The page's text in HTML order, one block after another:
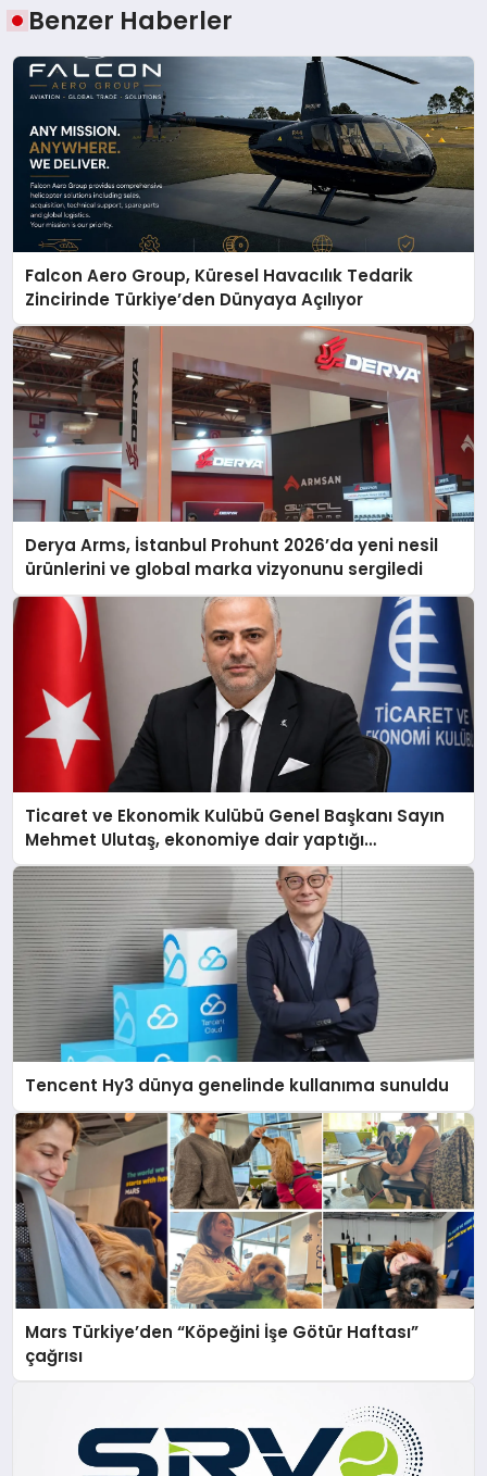
Benzer Haberler
Falcon Aero Group, Küresel Havacılık Tedarik
Zincirinde Türkiye’den Dünyaya Açılıyor
Derya Arms, İstanbul Prohunt 2026’da yeni nesil
ürünlerini ve global marka vizyonunu sergiledi
Ticaret ve Ekonomik Kulübü Genel Başkanı Sayın
Mehmet Ulutaş, ekonomiye dair yaptığı
açıklamada şunları kaydetti:
Tencent Hy3 dünya genelinde kullanıma sunuldu
Mars Türkiye’den “Köpeğini İşe Götür Haftası”
çağrısı